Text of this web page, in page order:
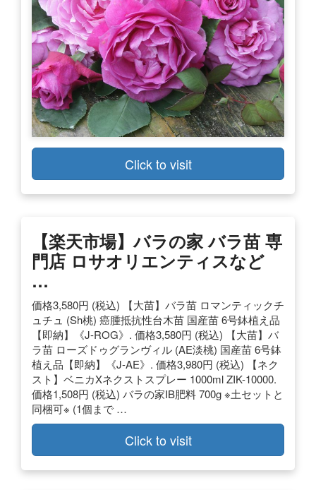
Click to visit
【楽天市場】バラの家 バラ苗 専
門店 ロサオリエンティスなど
…
価格3,580円 (税込) 【大苗】バラ苗 ロマンティックチ
ュチュ (Sh桃) 癌腫抵抗性台木苗 国産苗 6号鉢植え品
【即納】《J-ROG》. 価格3,580円 (税込) 【大苗】バ
ラ苗 ローズドゥグランヴィル (AE淡桃) 国産苗 6号鉢
植え品【即納】《J-AE》. 価格3,980円 (税込) 【ネク
スト】ベニカXネクストスプレー 1000ml ZIK-10000.
価格1,508円 (税込) バラの家IB肥料 700g ※土セットと
同梱可※ (1個まで …
Click to visit